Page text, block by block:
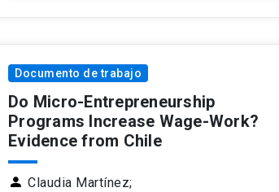
Documento de trabajo
Do Micro-Entrepreneurship
Programs Increase Wage-Work?
Evidence from Chile
person Claudia Martínez;